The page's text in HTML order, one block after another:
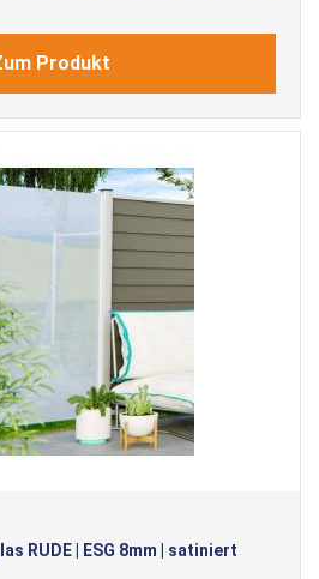
Produkt
RUDE | ESG 8mm | satiniert